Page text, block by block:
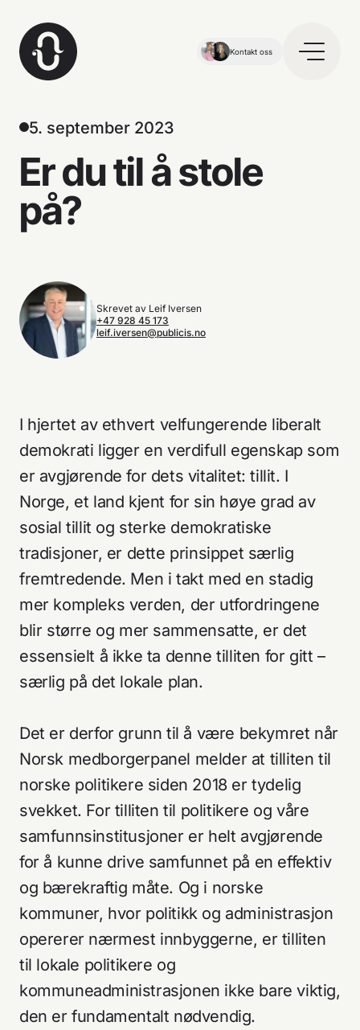
Kontakt oss
5. september 2023
Er du tilå stole
på?
Skrevet av Leif Iversen
+47 928 45 173
leif.iversen@publicis.no
I hjertet av ethvert velfungerende liberalt
demokrati ligger en verdifull egenskap som
er avgjørende for dets vitalitet: tillit. I
Norge, et land kjent for sin høye grad av
sosial tillit og sterke demokratiske
tradisjoner, er dette prinsippet særlig
fremtredende. Men i takt med en stadig
mer kompleks verden, der utfordringene
blir større og mer sammensatte, er det
essensielt å ikke ta denne tilliten for gitt –
særlig på det lokale plan.
Det er derfor grunn til å være bekymret når
Norsk medborgerpanel melder at tilliten til
norske politikere siden 2018 er tydelig
svekket. For tilliten til politikere og våre
samfunnsinstitusjoner er helt avgjørende
for å kunne drive samfunnet på en effektiv
og bærekraftig måte. Og i norske
kommuner, hvor politikk og administrasjon
opererer nærmest innbyggerne, er tilliten
til lokale politikere og
kommuneadministrasjonen ikke bare viktig,
den er fundamentalt nødvendig.